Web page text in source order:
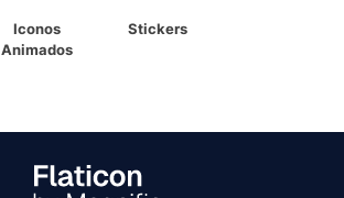
Iconos
Animados
Stickers